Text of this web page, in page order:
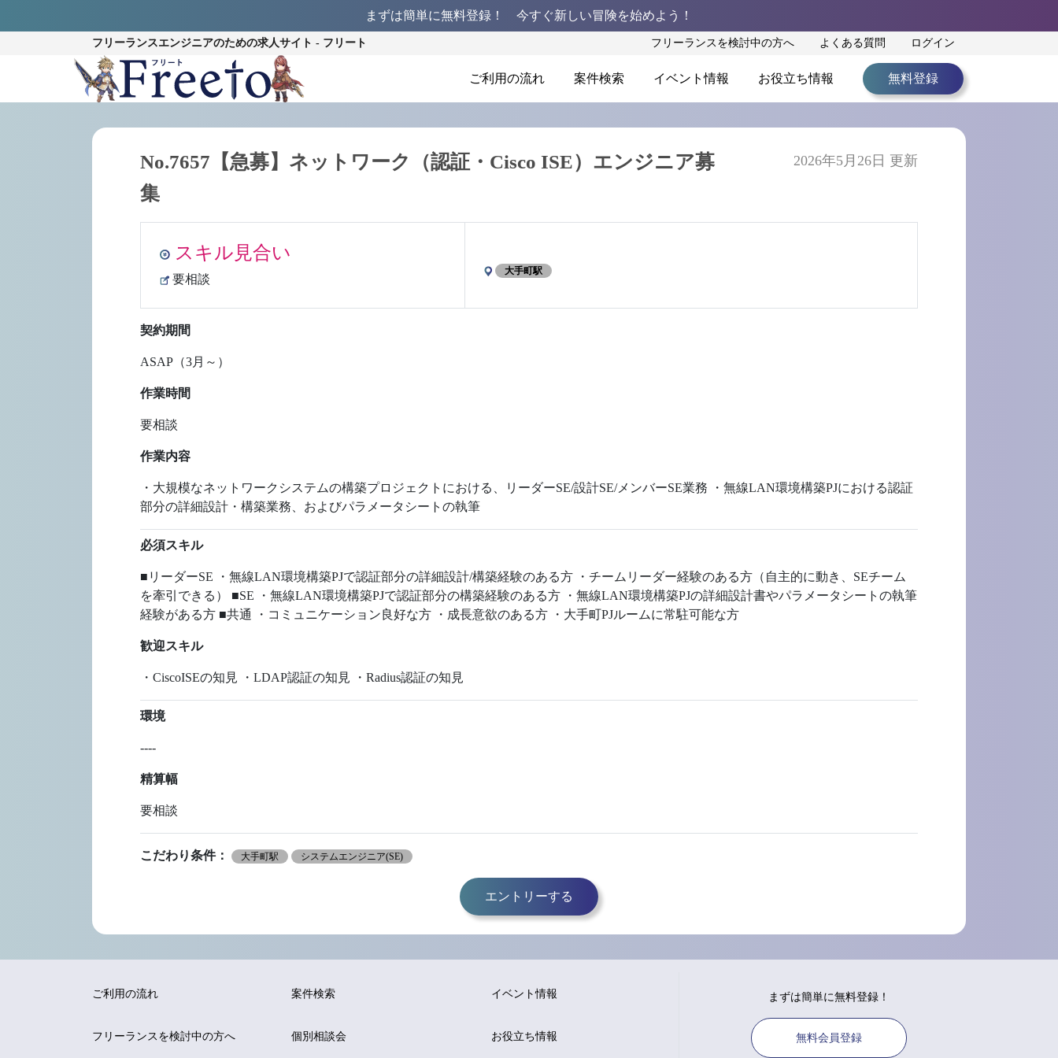
まずは簡単に無料登録！ 今すぐ新しい冒険を始めよう！
フリーランスエンジニアのための求人サイト - フリート フリーランスを検討中の方へ よくある質問 ログイン
ご利用の流れ 案件検索 イベント情報 お役立ち情報 無料登録
No.7657【急募】ネットワーク（認証・Cisco ISE）エンジニア募
集
2026年5月26日 更新
スキル見合い
要相談
大手町駅
契約期間
ASAP（3月～）
作業時間
要相談
作業内容
・大規模なネットワークシステムの構築プロジェクトにおける、リーダーSE/設計SE/メンバーSE業務 ・無線LAN環境構築PJにおける認証
部分の詳細設計・構築業務、およびパラメータシートの執筆
必須スキル
■リーダーSE ・無線LAN環境構築PJで認証部分の詳細設計/構築経験のある方 ・チームリーダー経験のある方（自主的に動き、SEチーム
を牽引できる） ■SE ・無線LAN環境構築PJで認証部分の構築経験のある方 ・無線LAN環境構築PJの詳細設計書やパラメータシートの執筆
経験がある方 ■共通 ・コミュニケーション良好な方 ・成長意欲のある方 ・大手町PJルームに常駐可能な方
歓迎スキル
・CiscoISEの知見 ・LDAP認証の知見 ・Radius認証の知見
環境
----
精算幅
要相談
こだわり条件： 大手町駅 システムエンジニア(SE)
エントリーする
ご利用の流れ 案件検索 イベント情報
フリーランスを検討中の方へ 個別相談会 お役立ち情報
まずは簡単に無料登録！
無料会員登録